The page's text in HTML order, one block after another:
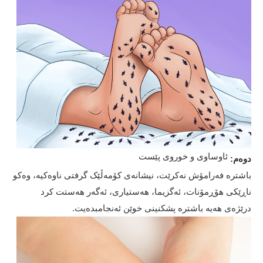
دوەم: ئاوساوی و خوروی پێست
باشترە فەرامۆش نەکرێت، نیشانەی کۆمەڵێک گرفتی ناوەکیە، وەکو
ناڕێکی هۆڕمۆنات، ئەگزیما، هەستیاری، ئەگەر هەستت کرد
درێژەی هەیە باشترە پشکنینی خوێن ئەنجامبدەیت.